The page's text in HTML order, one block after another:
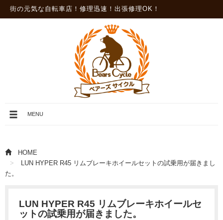
街の元気な自転車店！修理迅速！出張修理OK！
メ
を
開
MENU
HOME
LUN HYPER R45 リムブレーキホイールセットの試乗用が届きまし
た。
LUN HYPER R45 リムブレーキホイールセ
ットの試乗用が届きました。